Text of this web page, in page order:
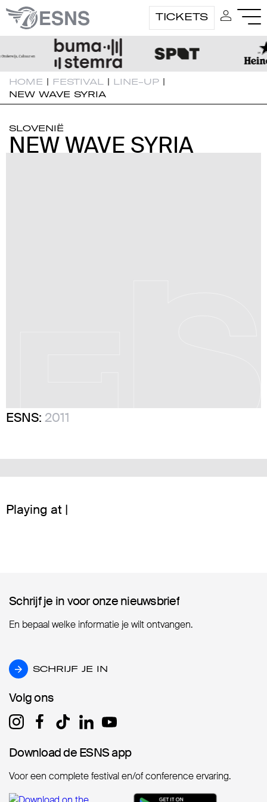
TICKETS
HOME | FESTIVAL | LINE-UP |
NEW WAVE SYRIA
SLOVENIË
NEW WAVE SYRIA
NEW WAVE SYRIA
ESNS: 2011
Playing at |
Schrijf je in voor onze nieuwsbrief
Schrijf je in voor onze nieuwsbrief
En bepaal welke informatie je wilt ontvangen.
SCHRIJF JE IN
SCHRIJF JE IN
Volg ons
Volg ons
Download de ESNS app
Download de ESNS app
Voor een complete festival en/of conference ervaring.